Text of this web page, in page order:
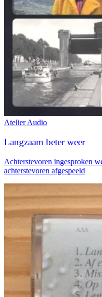
AtelierAudio
Langzaam beter weer
Achterstevoren ingesproken
achterstevoren afgespeeld